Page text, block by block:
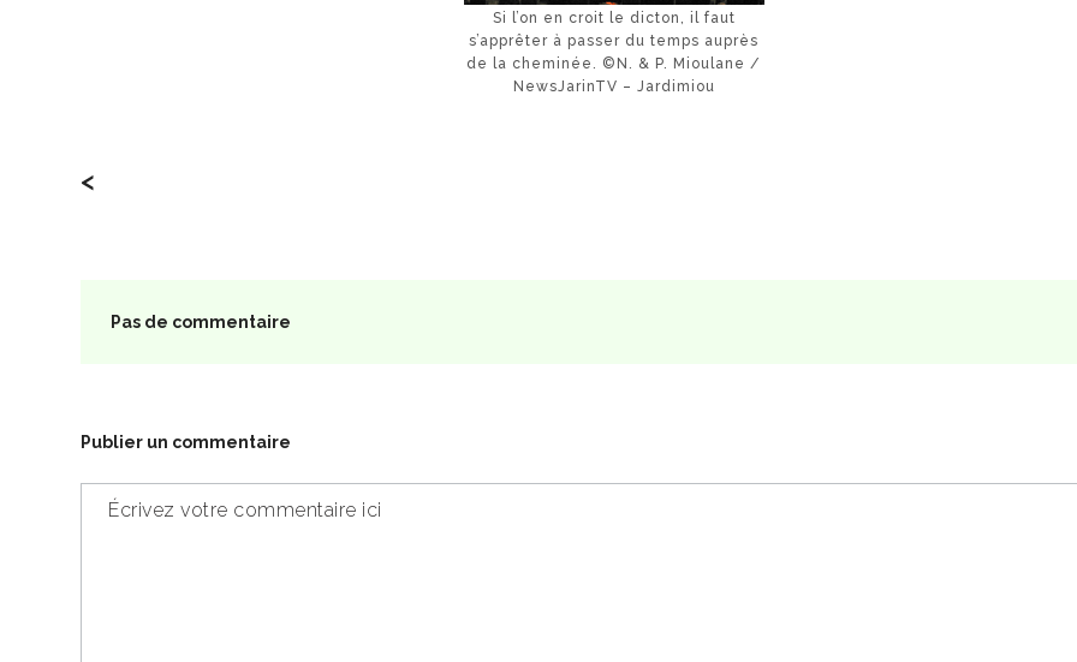
Si l’on en croit le dicton, il faut
s’apprêter à passer du temps auprès
de la cheminée. ©N. & P. Mioulane /
NewsJarinTV – Jardimiou
<
Pas de commentaire
Publier un commentaire